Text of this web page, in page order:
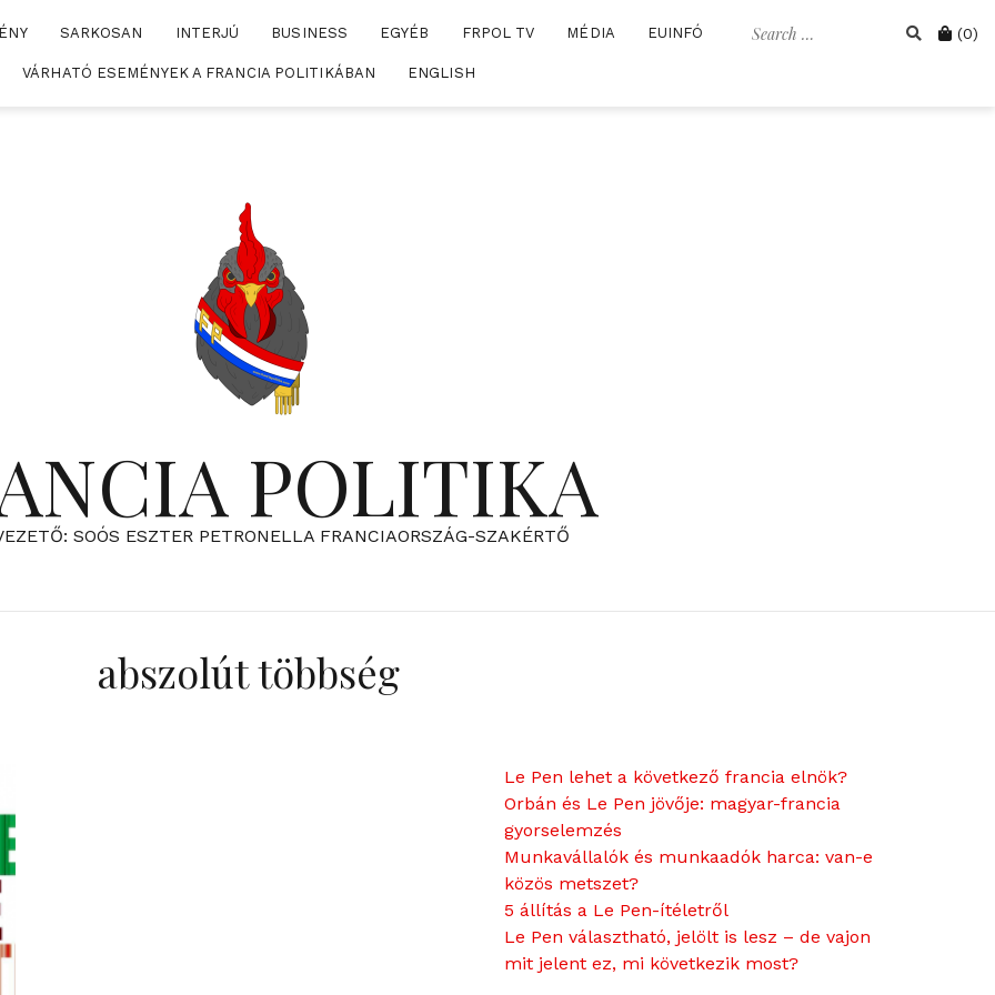
Search Cart
(0)
SARKOSAN INTERJÚ BUSINESS EGYÉB FRPOL TV MÉDIA EUINFÓ
VÁRHATÓ ESEMÉNYEK A FRANCIA POLITIKÁBAN ENGLISH
POLITIKA
SOÓS ESZTER PETRONELLA FRANCIAORSZÁG-SZAKÉRTŐ
abszolút többség
Le Pen lehet a következő francia elnök?
Orbán és Le Pen jövője: magyar-francia
gyorselemzés
Munkavállalók és munkaadók harca: van-e
közös metszet?
5 állítás a Le Pen-ítéletről
Le Pen választható, jelölt is lesz – de vajon
mit jelent ez, mi következik most?